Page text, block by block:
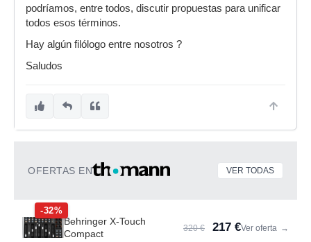
podríamos, entre todos, discutir propuestas para unificar
todos esos términos.
Hay algún filólogo entre nosotros ?
Saludos
OFERTAS EN VER TODAS
-32%
Behringer X-Touch
Compact
320 € 217 €Ver oferta →